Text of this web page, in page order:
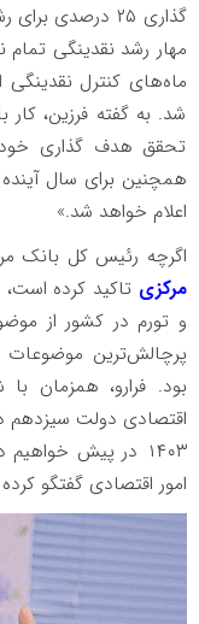
گذاری ۲۵ درصدی
مهار رشد نقدینگی
شد. به گفته فرزین، کار
تحقق هدف گذاری خود
همچنین برای سال
اعلام خواهد شد.»
اگرچه رئیس کل بانک
مرکزی تاکید کرده
پرچالش‌ترین
۱۴۰۳ در پیش
امور اقتصادی گفتگو